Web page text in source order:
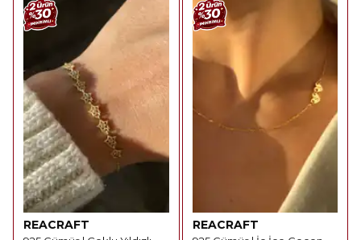
REACRAFT REACRAFT